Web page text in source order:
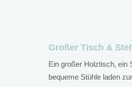
Großer Tisch &
Ein großer Holztisch, ein
bequeme Stühle laden